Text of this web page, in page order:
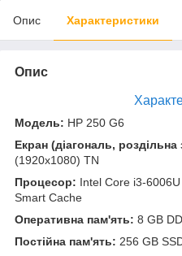
Опис Характеристики
Опис
Модель: HP 250 G6
Екран (діагональ, роздільна
(1920x1080) TN
Процесор: Intel Core i3-
Smart Cache
Оперативна пам'ять: 8 GB
Постійна пам'ять: 256 GB